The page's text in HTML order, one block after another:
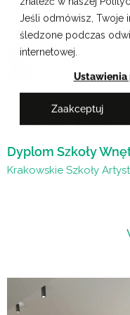
Jeśli odmówisz, Twoje
śledzone podczas
internetowej.
Zaakceptuj
Przejdź
treści
Krakowskie
Joanna
Dyplom Szkoły
Krakowskie Szkoły